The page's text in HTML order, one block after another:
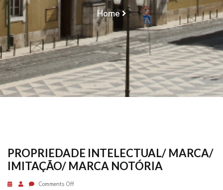
Home
PROPRIEDADE INTELECTUAL/ MARCA/ IMITAÇÃO/
MARCA NOTÓRIA
PROPRIEDADE INTELECTUAL/ MARCA/
IMITAÇÃO/ MARCA NOTÓRIA
Comments Off